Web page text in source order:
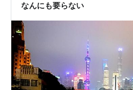
なんにも要らない